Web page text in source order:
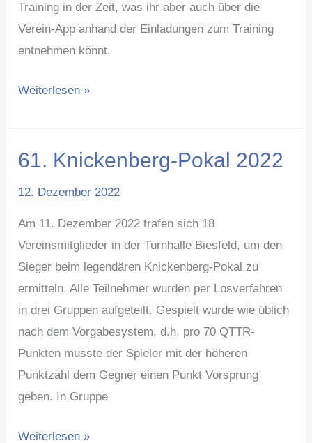
Training in der Zeit, was ihr aber auch über die
Verein-App anhand der Einladungen zum Training
entnehmen könnt.
Weiterlesen »
61. Knickenberg-Pokal 2022
12. Dezember 2022
Am 11. Dezember 2022 trafen sich 18
Vereinsmitglieder in der Turnhalle Biesfeld, um den
Sieger beim legendären Knickenberg-Pokal zu
ermitteln. Alle Teilnehmer wurden per Losverfahren
in drei Gruppen aufgeteilt. Gespielt wurde wie üblich
nach dem Vorgabesystem, d.h. pro 70 QTTR-
Punkten musste der Spieler mit der höheren
Punktzahl dem Gegner einen Punkt Vorsprung
geben. In Gruppe
61.
Pokal
2022
Weiterlesen »